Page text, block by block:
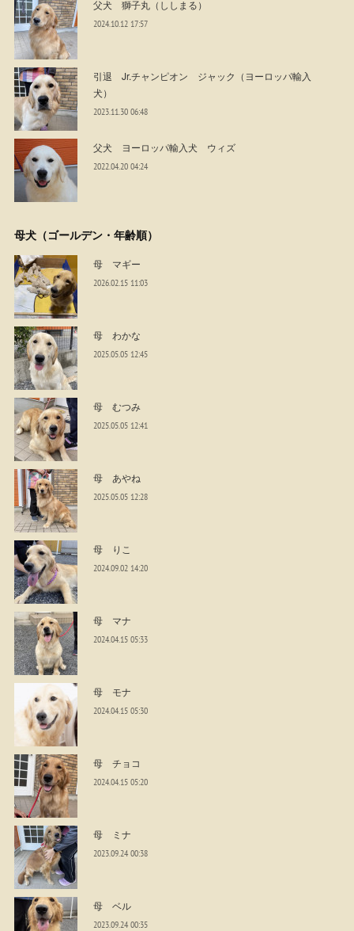
父犬 獅子丸（ししまる）
2024.10.12 17:57
引退 Jr.チャンピオン ジャック（ヨーロッパ輸入
犬）
2023.11.30 06:48
父犬 ヨーロッパ輸入犬 ウィズ
2022.04.20 04:24
母犬（ゴールデン・年齢順）
母 マギー
2026.02.15 11:03
母 わかな
2025.05.05 12:45
母 むつみ
2025.05.05 12:41
母 あやね
2025.05.05 12:28
母 りこ
2024.09.02 14:20
母 マナ
2024.04.15 05:33
母 モナ
2024.04.15 05:30
母 チョコ
2024.04.15 05:20
母 ミナ
2023.09.24 00:38
母 ベル
2023.09.24 00:35